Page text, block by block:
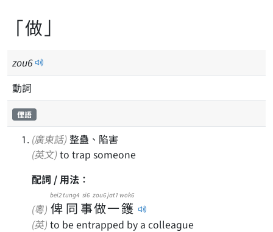
「做」
zou6
動詞
俚語
(廣東話) 整蠱、陷害
(英文) to trap someone
配詞 / 用法：
(粵) 俾
bei2
同
tung4
事
si6
做
zou6
一
jat1
鑊
wok6
(英) to be entrapped by a colleague